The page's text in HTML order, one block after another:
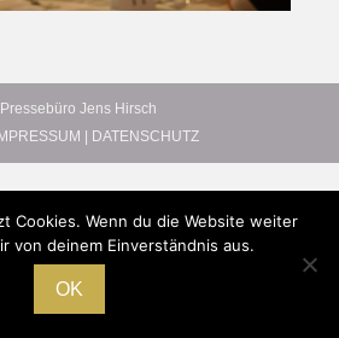
Jens Hirsch
IMPRESSUM DATENSCHUTZ
Cookies. Wenn du die Website weiter
von deinem Einverständnis aus.
OK